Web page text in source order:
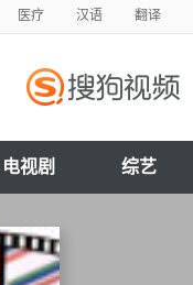
医疗 汉语 翻译
电视剧 综艺